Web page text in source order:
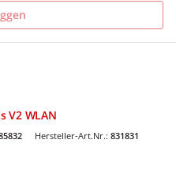
V2 WLAN
Hersteller-Art.Nr.: 831831